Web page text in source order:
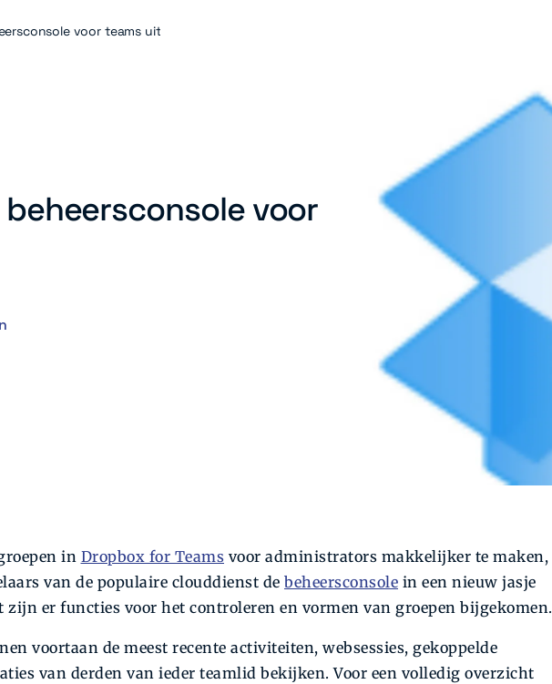
voor teams uit
voor
in Dropbox for Teams voor administrators makkelijker te maken,
van de populaire clouddienst de beheersconsole in een nieuw jasje
zijn er functies voor het controleren en vormen van groepen bijgekomen.
voortaan de meest recente activiteiten, websessies, gekoppelde
van derden van ieder teamlid bekijken. Voor een volledig overzicht